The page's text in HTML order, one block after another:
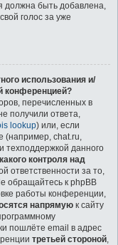
должна быть добавлена,
голос за уже
использования и/
конференцией?
перечисленных в
получили ответа,
lookup) или, если
(например, chat.ru,
техподдержкой данного
контроля над
ответственности за то,
обращайтесь к phpBB
работы конференции,
напрямую к сайту
пошлёте email в адрес
третьей стороной,